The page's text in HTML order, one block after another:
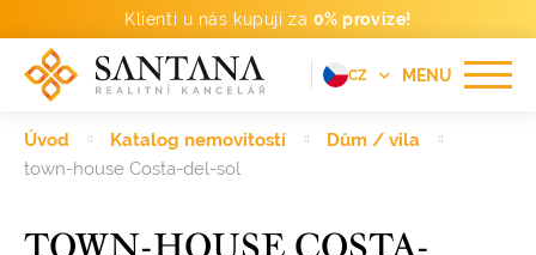
Klienti u nás kupují za 0% provize!
MENU
CZ
PT
Úvod Katalog nemovitostí
Dům / vila
town-house Costa-del-sol